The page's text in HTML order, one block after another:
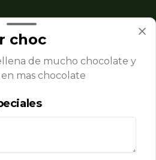
choc
de mucho chocolate y
mas chocolate